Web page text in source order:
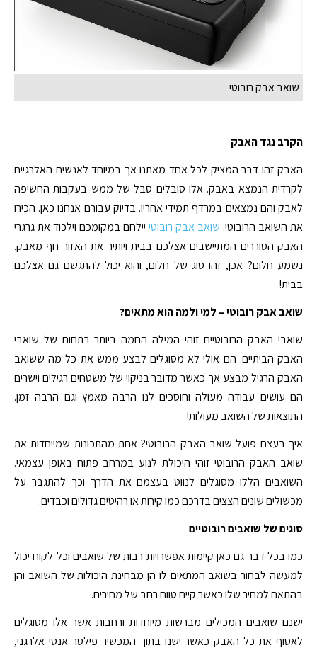
שואב אבק רובוטי
הקרב נגד האבק
האבק זהו דבר המציק לכל אחד מאתנו אך במיוחד לאנשים האלרגיים
לקרדית הנמצא באבק. אלו סובלים סבל של ממש בעקבות החשיפה
לאבק והם נמצאים במרדף תמידי אחריו. בדיוק עבורם אנחנו כאן. הכירו
את השואב הרובוטי. שואב אבק רובוטי יילחם במקומכם וילכוד את גרגרי
האבק הסוררים המתיישבים אצלכם בבית ויותיר את האזור חף מאבק.
נשמע חלום? אכן, זהו סוג של חלום, והוא יכול להתגשם גם אצלכם
בבית!
שואב אבק רובוטי – למי ולמה הוא מתאים?
שואבי האבק הרובוטיים זוהי המילה החמה ביותר בתחום של שואבי
האבק הביתיים. הם אולי לא מסוגלים לבצע ממש את כל מה ששואב
האבק הרגיל מבצע אך כאשר מדובר בניקוי של משטחים רגילים וישרים
הם עושים עבודה מעולה וחוסכים לנו הרבה מאמץ וגם הרבה זמן.
התוצאות של השואב מעולות!
איך בעצם פועל שואב האבק הרובוטי? אחת מהתכונות שמייחדות את
שואב האבק הרובוטי זוהי היכולת לנוע במרחב פתוח באופן עצמאי.
השואבים הללו מסוגלים לנווט בעצמם את הדרך וכך להתגבר על
מכשולים שונים הצצים בדרכם כמו קירות או רהיטים גדולים וכבדים.
סוגים של שואבים רובוטיים
כמו בכל דבר גם כאן קיימות אפשרויות רבות של שואבים וכל לקוח יכול
למעשה לבחור בשואב המתאים לו הן מבחינת היכולות של השואב והן
בהתאם למחיר שלו כאשר קיים טווח רחב של מחירים.
ישנם שואבים המכילים מברשות מיוחדות ורחבות אשר אלו מסוגלים
לאסוף את כל האבק כאשר ישנו בתוך המכשיר פילטר אנטי אלרגני,